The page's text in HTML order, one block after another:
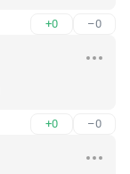
+0 –0
+0 –0